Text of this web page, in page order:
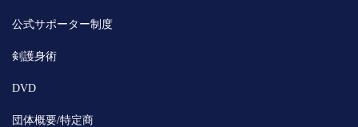
公式サポーター制度
剣護身術
DVD
団体概要/特定商